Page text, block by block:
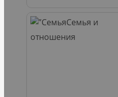
Семья и
отношения